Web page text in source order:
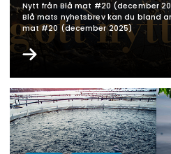
Nytt från Blå mat #20 (december
Blå mats nyhetsbrev kan du bland
mat #20 (december 2025)